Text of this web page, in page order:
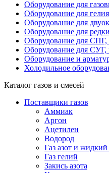
Оборудование для
Оборудование для гелия
Оборудование для
Оборудование для
Оборудование для СПГ,
Оборудование для СУГ,
Оборудование и
Холодильное
Каталог газов и смесей
Поставщики газов
Аммиак
Аргон
Ацетилен
Водород
Газ азот и жидкий
Газ гелий
Закись азота